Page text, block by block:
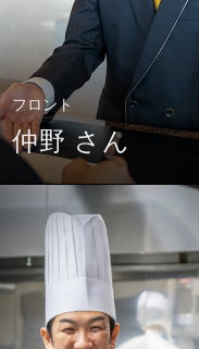
フロント
仲野 さん